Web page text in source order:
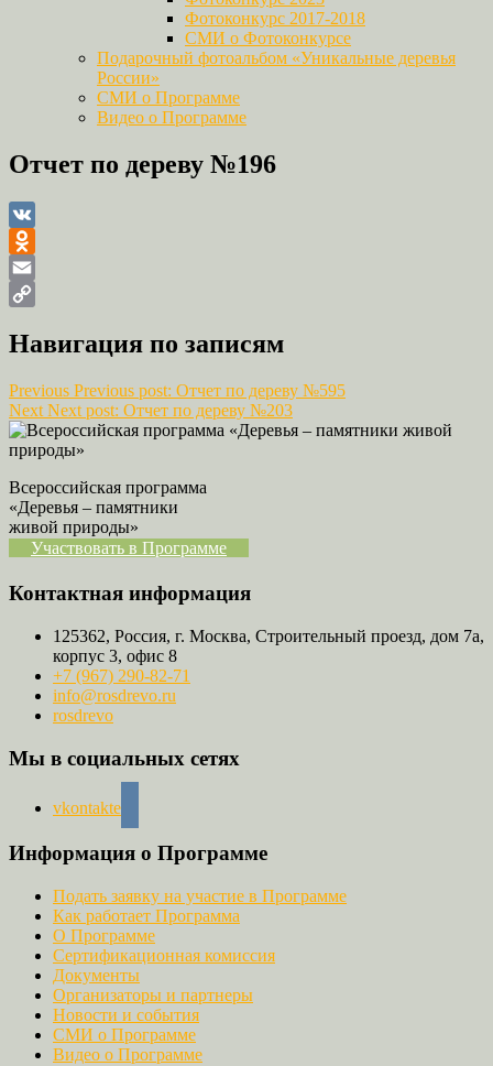
Фотоконкурс 2017-2018
СМИ о Фотоконкурсе
Подарочный фотоальбом «Уникальные деревья
России»
СМИ о Программе
Видео о Программе
Отчет по дереву №196
VK
Odnoklassniki
Email
Link
Навигация по записям
Previous Previous post: Отчет по дереву №595
Next Next post: Отчет по дереву №203
Всероссийская программа
«Деревья – памятники
живой природы»
Участвовать в Программе
Контактная информация
125362, Россия, г. Москва, Строительный проезд, дом 7а,
корпус 3, офис 8
+7 (967) 290-82-71
info@rosdrevo.ru
rosdrevo
Мы в социальных сетях
vkontakte
Информация о Программе
Подать заявку на участие в Программе
Как работает Программа
О Программе
Сертификационная комиссия
Документы
Организаторы и партнеры
Новости и события
СМИ о Программе
Видео о Программе